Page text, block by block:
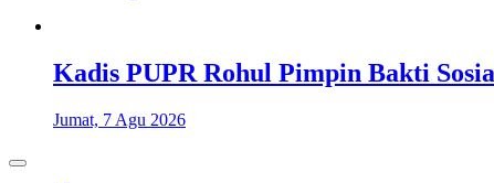
Kadis PUPR Rohul Pimpin Bakti
Jumat, 7 Agu 2026